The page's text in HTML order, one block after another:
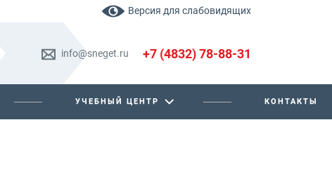
Версия для слабовидящих
info@sneget.ru +7 (4832) 78-88-31
УЧЕБНЫЙ ЦЕНТР КОНТАКТЫ